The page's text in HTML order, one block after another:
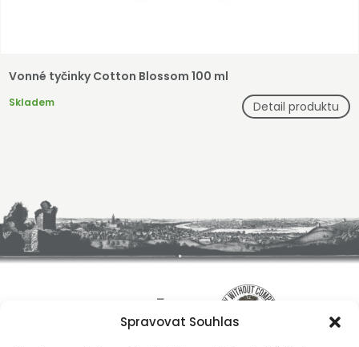
Spravovat Souhlas
Vonné tyčinky Cotton Blossom 100 ml
Skladem Detail produktu